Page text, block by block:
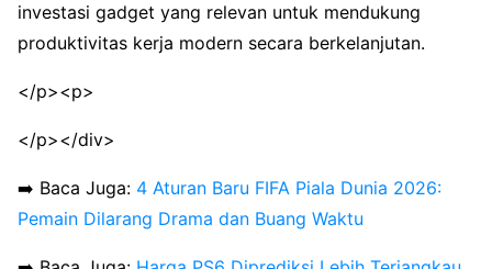
investasi gadget yang relevan untuk mendukung
produktivitas kerja modern secara berkelanjutan.
</p><p>
</p></div>
➡️ Baca Juga: 4 Aturan Baru FIFA Piala Dunia 2026:
Pemain Dilarang Drama dan Buang Waktu